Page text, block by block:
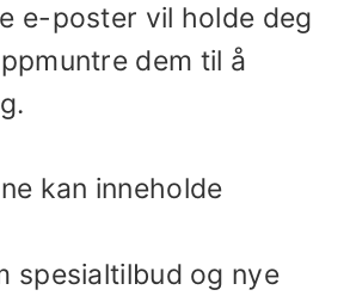
e-poster vil holde deg
dem til å
kan inneholde
spesialtilbud og nye